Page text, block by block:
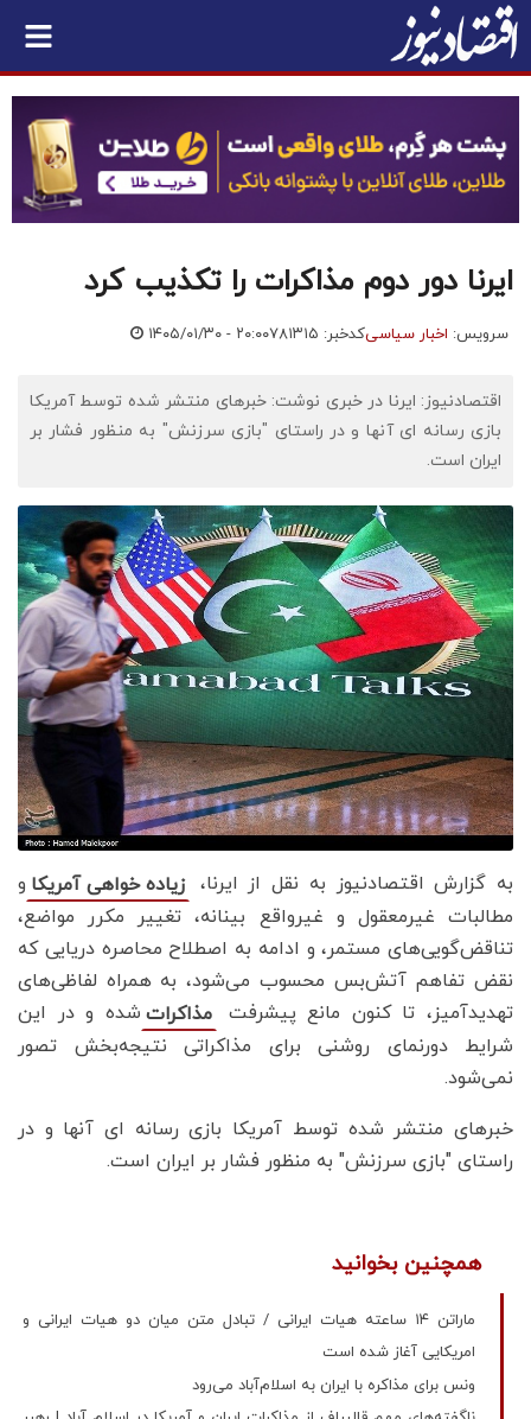
ایرنا دور دوم مذاکرات را تکذیب کرد
سرویس: اخبار سیاسیکدخبر: ۷۸۱۳۱۵ ۱۴۰۵/۰۱/۳۰ - ۲۰:۰۰
اقتصادنیوز: ایرنا در خبری نوشت: خبرهای منتشر شده توسط آمریکا
بازی رسانه ای آنها و در راستای "بازی سرزنش" به منظور فشار بر
ایران است.
به گزارش اقتصادنیوز به نقل از ایرنا، زیاده خواهی آمریکا و
مطالبات غیرمعقول و غیرواقع بینانه، تغییر مکرر مواضع،
تناقض‌گویی‌های مستمر، و ادامه به اصطلاح محاصره دریایی که
نقض تفاهم آتش‌بس محسوب می‌شود، به همراه لفاظی‌های
تهدیدآمیز، تا کنون مانع پیشرفت
مذاکرات شده و در این
شرایط دورنمای روشنی برای مذاکراتی نتیجه‌بخش تصور
نمی‌شود.
خبرهای منتشر شده توسط آمریکا بازی رسانه ای آنها و در
راستای "بازی سرزنش" به منظور فشار بر ایران است.
همچنین بخوانید
ماراتن ۱۴ ساعته هیات ایرانی / تبادل متن میان دو‌ هیات ایرانی و
امریکایی آغاز شده است
ونس برای مذاکره با ایران به اسلام‌آباد می‌رود